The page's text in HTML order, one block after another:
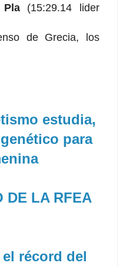
(15:29.14 lider
de Grecia, los
estudia,
para
DE LA RFEA
récord del